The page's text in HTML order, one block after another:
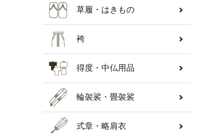
草履・はきもの
袴
得度・中仏用品
輪袈裟・畳袈裟
式章・略肩衣